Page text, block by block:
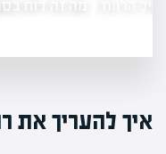
מה זה דוח כספי
איך להעריך את